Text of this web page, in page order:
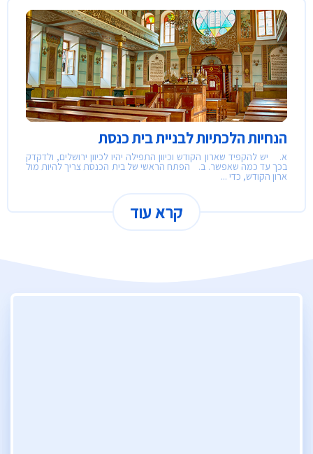
הנחיות הלכתיות לבניית בית כנסת
א. יש להקפיד שארון הקודש וכיוון התפילה יהיו לכיוון ירושלים, ולדקדק
בכך עד כמה שאפשר. ב. הפתח הראשי של בית הכנסת צריך להיות מול
ארון הקודש, כדי ...
קרא עוד